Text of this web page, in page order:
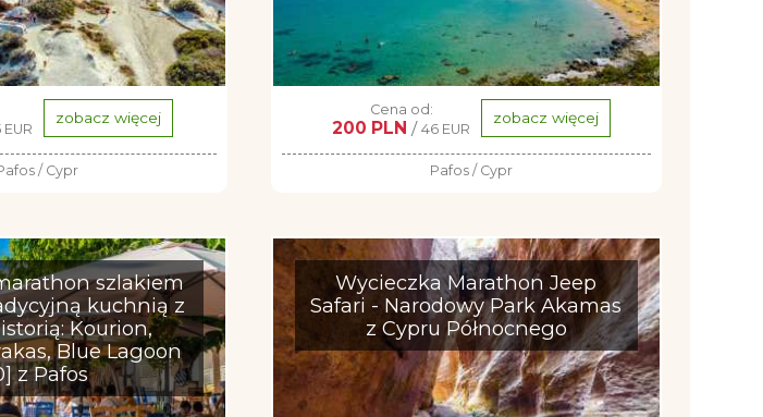
EUR
zobacz więcej
/ Cypr
Cena od:
200 PLN /46 EUR
zobacz więcej
Pafos / Cypr
szlakiem
kuchnią z
Kourion,
Blue Lagoon
z Pafos
Wycieczka Marathon Jeep
Safari - Narodowy Park Akamas
z Cypru Północnego